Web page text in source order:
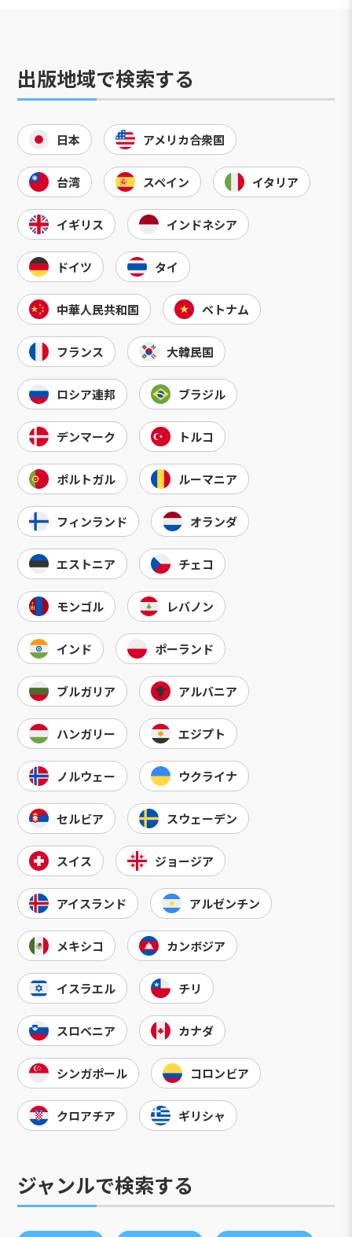
出版地域で検索する
日本 アメリカ合衆国
台湾 スペイン イタリア
イギリス インドネシア
ドイツ タイ
中華人民共和国 ベトナム
フランス 大韓民国
ロシア連邦 ブラジル
デンマーク トルコ
ポルトガル ルーマニア
フィンランド オランダ
エストニア チェコ
モンゴル レバノン
インド ポーランド
ブルガリア アルバニア
ハンガリー エジプト
ノルウェー ウクライナ
セルビア スウェーデン
スイス ジョージア
アイスランド アルゼンチン
メキシコ カンボジア
イスラエル チリ
スロベニア カナダ
シンガポール コロンビア
クロアチア ギリシャ
ジャンルで検索する